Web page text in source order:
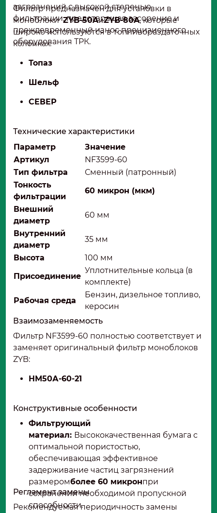
загрязнений с высокой степенью
фильтрации, предотвращая засорение и
преждевременный износ прецизионного
оборудования ТРК.
Фильтр предназначен для установки в
моноблокиZYB-50AиZYB-80A, которые
широко используются в топливораздаточных
колонках:
Топаз
Шельф
СЕВЕР
Технические характеристики
Параметр
Значение
Артикул
NF3599-60
Тип фильтра
Сменный (патронный)
Тонкость
фильтрации
60 микрон (мкм)
Внешний
диаметр
60 мм
Внутренний
диаметр
35 мм
Высота
100 мм
Присоединение
Уплотнительные кольца (в
комплекте)
Рабочая среда
Бензин, дизельное топливо,
керосин
Взаимозаменяемость
Фильтр NF3599-60 полностью соответствует и
заменяет оригинальный фильтр моноблоков
ZYB:
НМ50А-60-21
Конструктивные особенности
Фильтрующий
материал: Высококачественная бумага с
оптимальной пористостью,
обеспечивающая эффективное
задерживание частиц загрязнений
размеромболее 60 микронпри
сохранении необходимой пропускной
способности.
Регламент замены
Рекомендуемая периодичность замены